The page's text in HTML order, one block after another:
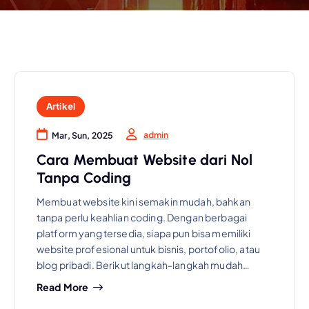
Artikel
Mar, Sun, 2025 admin
Cara Membuat Website dari Nol
Tanpa Coding
Membuat website kini semakin mudah, bahkan
tanpa perlu keahlian coding. Dengan berbagai
platform yang tersedia, siapa pun bisa memiliki
website profesional untuk bisnis, portofolio, atau
blog pribadi. Berikut langkah-langkah mudah…
Read More